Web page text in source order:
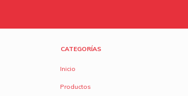
CATEGORÍAS
Inicio
Productos